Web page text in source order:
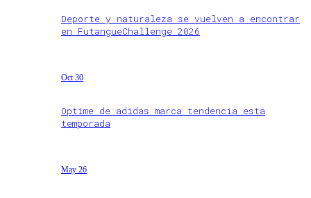
Deporte y naturaleza se vuelven a encontrar
en FutangueChallenge 2026
Oct 30
Optime de adidas marca tendencia esta
temporada
May 26